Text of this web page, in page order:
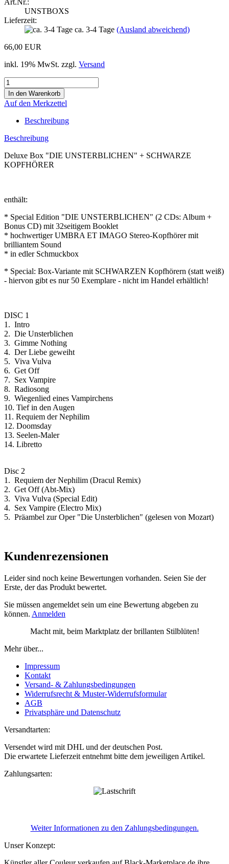
UNSTBOXS
Lieferzeit:
ca. 3-4 Tage (Ausland abweichend)
66,00 EUR
inkl. 19% MwSt. zzgl. Versand
Auf den Merkzettel
Beschreibung
Beschreibung
Deluxe Box "DIE UNSTERBLICHEN" + SCHWARZE
KOPFHÖRER
enthält:
* Special Edition "DIE UNSTERBLICHEN" (2 CDs: Album +
Bonus CD) mit 32seitigem Booklet
* hochwertiger UMBRA ET IMAGO Stereo-Kopfhörer mit
brilliantem Sound
* in edler Schmuckbox
* Special: Box-Variante mit SCHWARZEN Kopfhörern (statt weiß)
- hiervon gibt es nur 50 Exemplare - nicht im Handel erhältlich!
DISC 1
1. Intro
2. Die Unsterblichen
3. Gimme Nothing
4. Der Liebe geweiht
5. Viva Vulva
6. Get Off
7. Sex Vampire
8. Radiosong
9. Wiegenlied eines Vampirchens
10. Tief in den Augen
11. Requiem der Nephilim
12. Doomsday
13. Seelen-Maler
14. Libretto
Disc 2
1. Requiem der Nephilim (Dracul Remix)
2. Get Off (Abt-Mix)
3. Viva Vulva (Special Edit)
4. Sex Vampire (Electro Mix)
5. Präambel zur Oper "Die Unsterblichen" (gelesen von Mozart)
Kundenrezensionen
Leider sind noch keine Bewertungen vorhanden. Seien Sie der
Erste, der das Produkt bewertet.
Sie müssen angemeldet sein um eine Bewertung abgeben zu
können. Anmelden
Macht mit, beim Marktplatz der brillanten Stilblüten!
Mehr über...
Impressum
Kontakt
Versand- & Zahlungsbedingungen
Widerrufsrecht & Muster-Widerrufsformular
AGB
Privatsphäre und Datenschutz
Versandtarten:
Versendet wird mit DHL und der deutschen Post.
Die erwartete Lieferzeit entnehmt bitte dem jeweiligen Artikel.
Zahlungsarten:
Weiter Informationen zu den Zahlungsbedingungen.
Unser Konzept: